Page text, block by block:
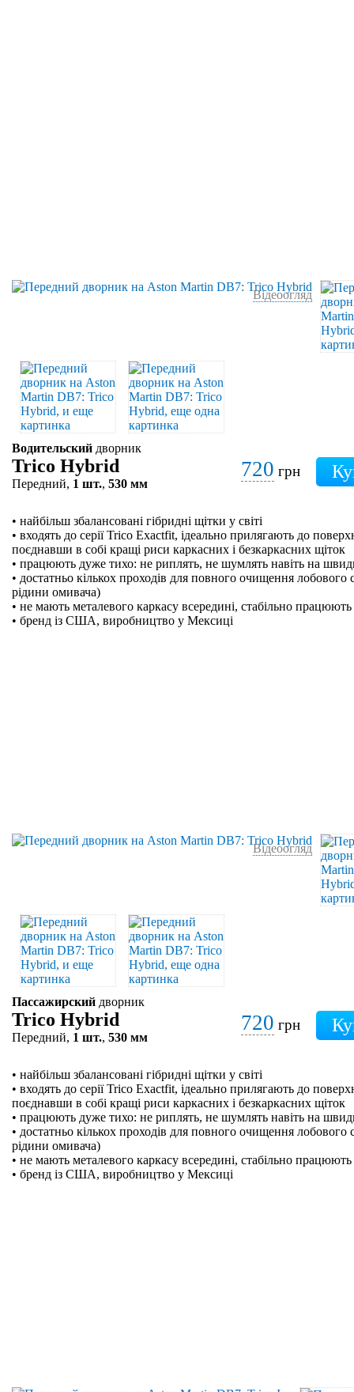
Відеоогляд
Водительский дворник
Trico Hybrid
Передний, 1 шт., 530 мм
720 грн
• найбільш збалансовані гібридні щітки у світі
• входять до серії Trico Exactfit, ідеально прилягають до
поєднавши в собі кращі риси каркасних і безкаркасних щіток
• працюють дуже тихо: не риплять, не шумлять навіть на
• достатньо кількох проходів для повного очищення лобового
рідини омивача)
• не мають металевого каркасу всередині, стабільно працюють
• бренд із США, виробництво у Мексиці
Відеоогляд
Пассажирский дворник
Trico Hybrid
Передний, 1 шт., 530 мм
720 грн
• найбільш збалансовані гібридні щітки у світі
• входять до серії Trico Exactfit, ідеально прилягають до
поєднавши в собі кращі риси каркасних і безкаркасних щіток
• працюють дуже тихо: не риплять, не шумлять навіть на
• достатньо кількох проходів для повного очищення лобового
рідини омивача)
• не мають металевого каркасу всередині, стабільно працюють
• бренд із США, виробництво у Мексиці